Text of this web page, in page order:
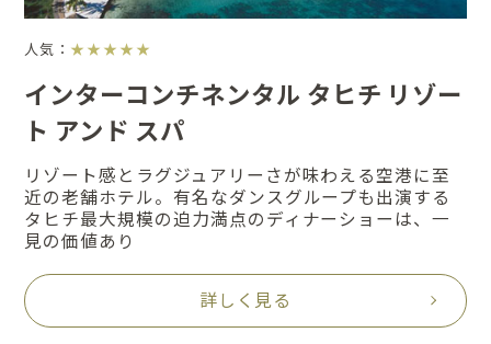
人気： ★★★★★
インターコンチネンタル タヒチ リゾー
ト アンド スパ
リゾート感とラグジュアリーさが味わえる空港に至
近の老舗ホテル。有名なダンスグループも出演する
タヒチ最大規模の迫力満点のディナーショーは、一
見の価値あり
詳しく見る